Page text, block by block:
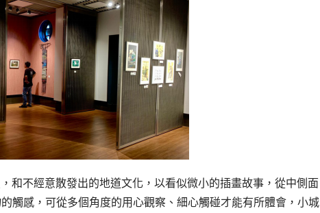
不經意散發出的地道文化，以看似微小的插畫故事，從中側面
觸感，可從多個角度的用心觀察、細心觸碰才能有所體會，小城